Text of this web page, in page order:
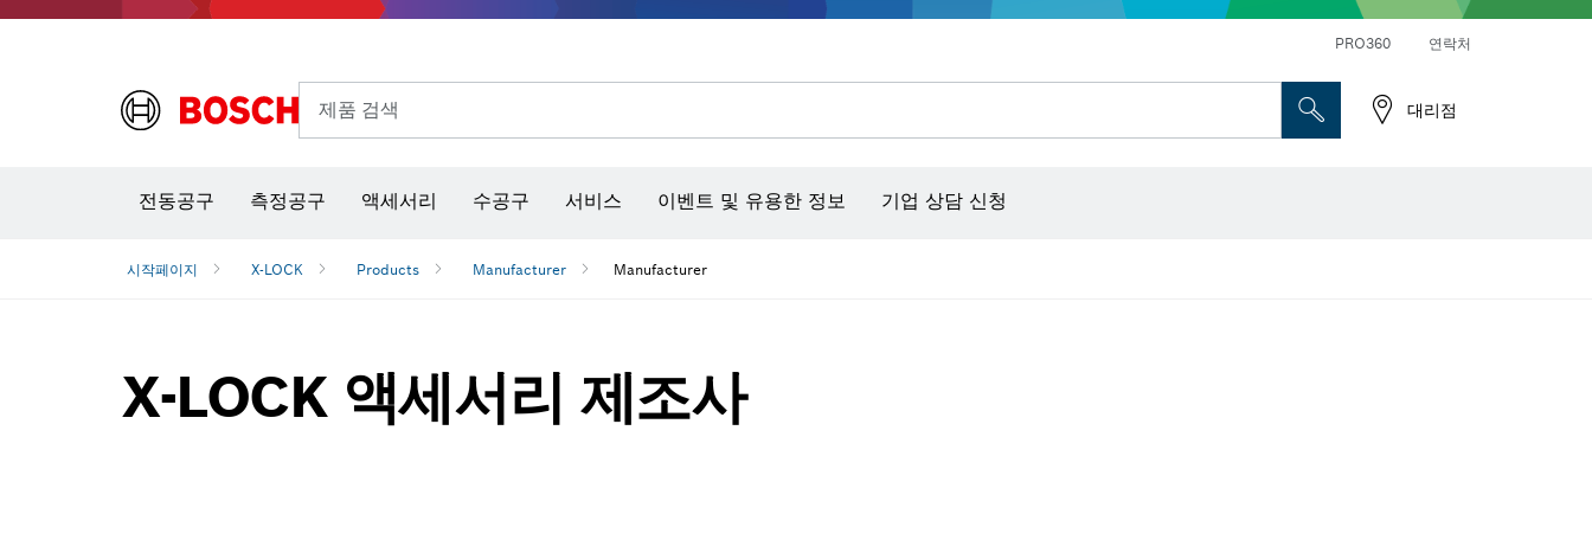
PRO360 연락처
제품 검색 대리점
전동공구 측정공구 액세서리 수공구 서비스 이벤트 및 유용한 정보 기업 상담 신청
시작페이지 X-LOCK Products Manufacturer Manufacturer
X-LOCK 액세서리 제조사